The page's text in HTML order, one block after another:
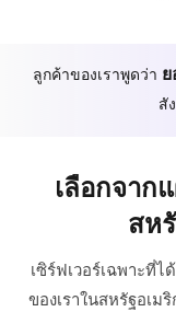
ลูกค้าของเราพูดว่า ย
สั
เลือกจาก
สห
เซิร์ฟเวอร์เฉพาะที่
ของเราในสหรัฐอเ